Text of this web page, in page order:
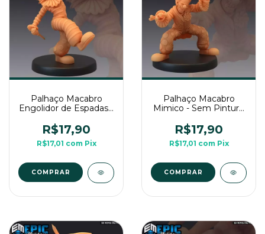
Palhaço Macabro
Engolidor de Espadas -
3D Médio Para RPG
de Mesa
R$17,90
R$17,01 com Pix
COMPRAR
Palhaço Macabro
Mimico - Sem Pintura,
Para RPG de Mesa
R$17,90
R$17,01 com Pix
COMPRAR